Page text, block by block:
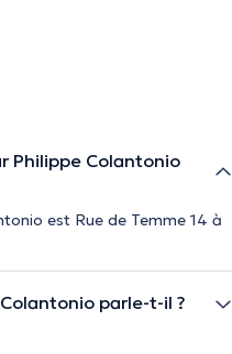
Philippe Colantonio
est Rue de Temme 14 à
parle-t-il ?